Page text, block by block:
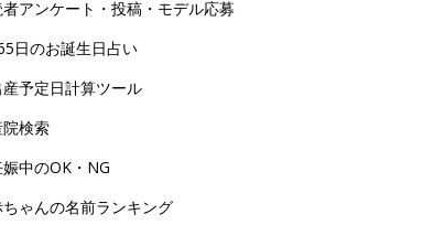
アンケート・投稿・モデル応募
日のお誕生日占い
予定日計算ツール
院検索
中のOK・NG
ゃんの名前ランキング